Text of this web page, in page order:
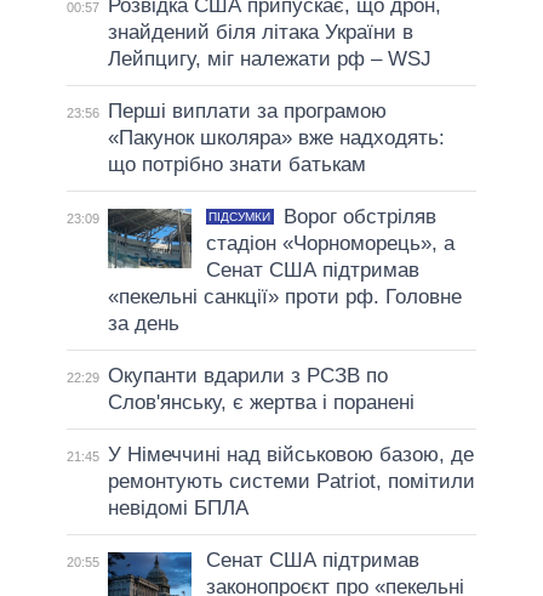
00:57
Розвідка США припускає, що дрон,
знайдений біля літака України в
Лейпцигу, міг належати рф – WSJ
23:56
Перші виплати за програмою
«Пакунок школяра» вже надходять:
що потрібно знати батькам
23:09 ПІДСУМКИ
Ворог обстріляв
стадіон «Чорноморець», а
Сенат США підтримав
«пекельні санкції» проти рф. Головне
за день
22:29 Окупанти вдарили з РСЗВ по
Слов'янську, є жертва і поранені
21:45 У Німеччині над військовою базою, де
ремонтують системи Patriot, помітили
невідомі БПЛА
20:55
Сенат США підтримав
законопроєкт про «пекельні